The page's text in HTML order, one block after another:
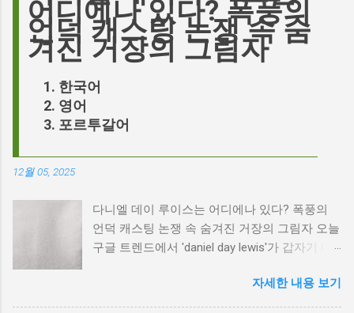
어디에나 있다? 폭풍의
언덕 캐스팅 논쟁 속 숨
겨진 거장의 그림자
한국어
영어
포르투갈어
12월 05, 2025
다니엘 데이 루이스는 어디에나 있다? 폭풍의
언덕 캐스팅 논쟁 속 숨겨진 거장의 그림자 오늘
구글 트렌드에서 'daniel day lewis'가 갑자기 떠
이름이 왜 다시 사람들의 입에 오르내리는 걸까
요? 표면적으로는 마고 로비가 제작하고 주연을
자세한 내용 보기